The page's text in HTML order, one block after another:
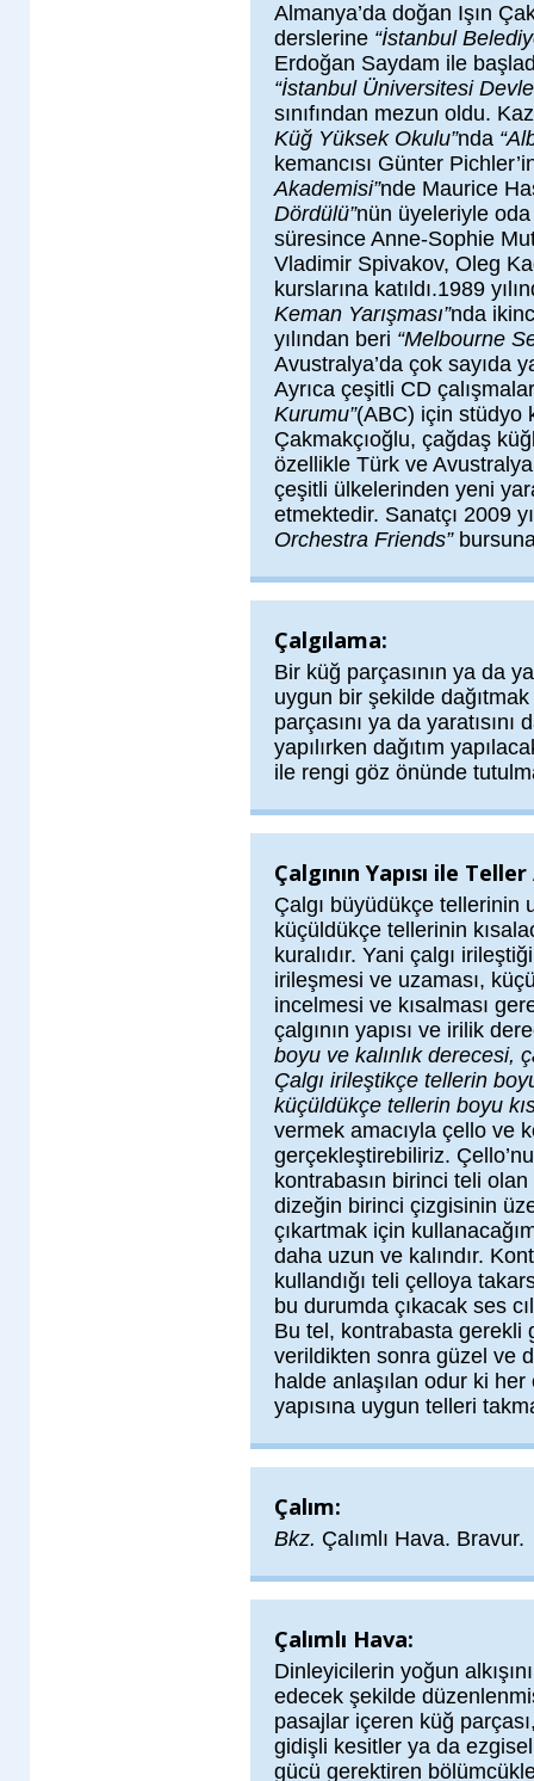
Almanya’da doğan Işın
derslerine “İstanbul
Erdoğan Saydam ile
“İstanbul Üniversitesi
sınıfından mezun oldu.
Küğ Yüksek Okulu”nda
kemancısı Günter
Akademisi”nde Maurice
Dördülü”nün üyeleriyle
süresince Anne-Sophie
Vladimir Spivakov, Oleg
kurslarına katıldı.1989
Keman Yarışması”nda
yılından beri “Melbourne
Avustralya’da çok sayıda
Ayrıca çeşitli CD
Kurumu”(ABC) için stüdyo
Çakmakçıoğlu, çağdaş
özellikle Türk ve
çeşitli ülkelerinden yeni
etmektedir. Sanatçı 2009
Orchestra Friends”
Çalgılama:
Bir küğ parçasının ya da
uygun bir şekilde
parçasını ya da
yapılırken dağıtım
ile rengi göz önünde
Çalgının Yapısı ile
Çalgı büyüdükçe tellerinin
küçüldükçe tellerinin
kuralıdır. Yani çalgı
irileşmesi ve uzaması,
incelmesi ve kısalması
çalgının yapısı ve irilik
boyu ve kalınlık derecesi,
Çalgı irileştikçe tellerin
küçüldükçe tellerin boyu
vermek amacıyla çello ve
gerçekleştirebiliriz.
kontrabasın birinci teli olan
dizeğin birinci çizgisinin
çıkartmak için
daha uzun ve kalındır.
kullandığı teli çelloya
bu durumda çıkacak ses
Bu tel, kontrabasta gerekli
verildikten sonra güzel ve
halde anlaşılan odur ki her
yapısına uygun telleri
Çalım:
Bkz. Çalımlı Hava. Bravur.
Çalımlı Hava:
Dinleyicilerin yoğun
edecek şekilde
pasajlar içeren küğ
gidişli kesitler ya da
gücü gerektiren